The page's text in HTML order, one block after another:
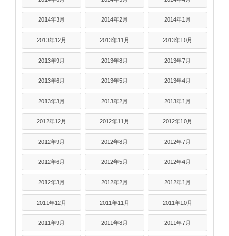
2014年3月 2014年2月 2014年1月
2013年12月 2013年11月 2013年10月
2013年9月 2013年8月 2013年7月
2013年6月 2013年5月 2013年4月
2013年3月 2013年2月 2013年1月
2012年12月 2012年11月 2012年10月
2012年9月 2012年8月 2012年7月
2012年6月 2012年5月 2012年4月
2012年3月 2012年2月 2012年1月
2011年12月 2011年11月 2011年10月
2011年9月 2011年8月 2011年7月